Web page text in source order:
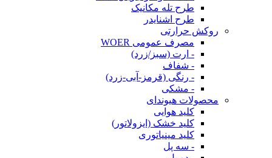
طرح تله مکانیک
طرح اشنایدر
روکش حرارتی
مصرف عمومی WOER
- ارت (سبز/زرد)
- شفاف
- رنگی (قرمز-آبی-زرد)
- مشکی
محصولات هیوندای
کلید هوایی
کلید خشک (ایزولاتور)
کلید مینیاتوری
- سه پل